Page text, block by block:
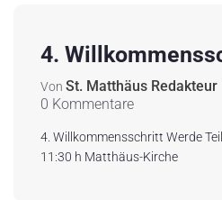
4.
Von St. Matthäus Redakteur
0 Kommentare
4. Willkommensschritt Werde
11:30 h Matthäus-Kirche